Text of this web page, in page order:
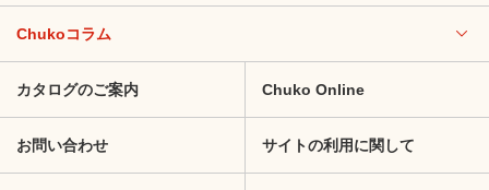
Chukoコラム
カタログのご案内 Chuko Online
お問い合わせ サイトの利用に関して